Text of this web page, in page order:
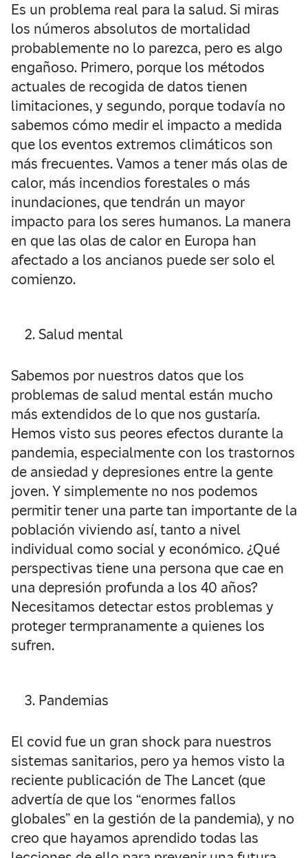
Es un problema real para la salud. Si miras
los números absolutos de mortalidad
probablemente no lo parezca, pero es algo
engañoso. Primero, porque los métodos
actuales de recogida de datos tienen
limitaciones, y segundo, porque todavía no
sabemos cómo medir el impacto a medida
que los eventos extremos climáticos son
más frecuentes. Vamos a tener más olas de
calor, más incendios forestales o más
inundaciones, que tendrán un mayor
impacto para los seres humanos. La manera
en que las olas de calor en Europa han
afectado a los ancianos puede ser solo el
comienzo.
Salud mental
Sabemos por nuestros datos que los
problemas de salud mental están mucho
más extendidos de lo que nos gustaría.
Hemos visto sus peores efectos durante la
pandemia, especialmente con los trastornos
de ansiedad y depresiones entre la gente
joven. Y simplemente no nos podemos
permitir tener una parte tan importante de la
población viviendo así, tanto a nivel
individual como social y económico. ¿Qué
perspectivas tiene una persona que cae en
una depresión profunda a los 40 años?
Necesitamos detectar estos problemas y
proteger termpranamente a quienes los
sufren.
Pandemias
El covid fue un gran shock para nuestros
sistemas sanitarios, pero ya hemos visto la
reciente publicación de The Lancet (que
advertía de que los “enormes fallos
globales” en la gestión de la pandemia), y no
creo que hayamos aprendido todas las